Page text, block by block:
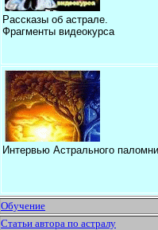
Рассказы об астрале.
Фрагменты видеокурса
Интервью Астрального
Обучение
Статьи автора по астралу